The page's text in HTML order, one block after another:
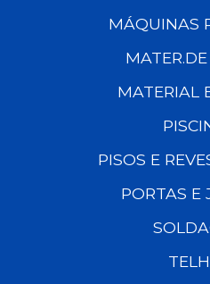
MÁQUINAS
MATERIAL
PISOS E
PORTAS E